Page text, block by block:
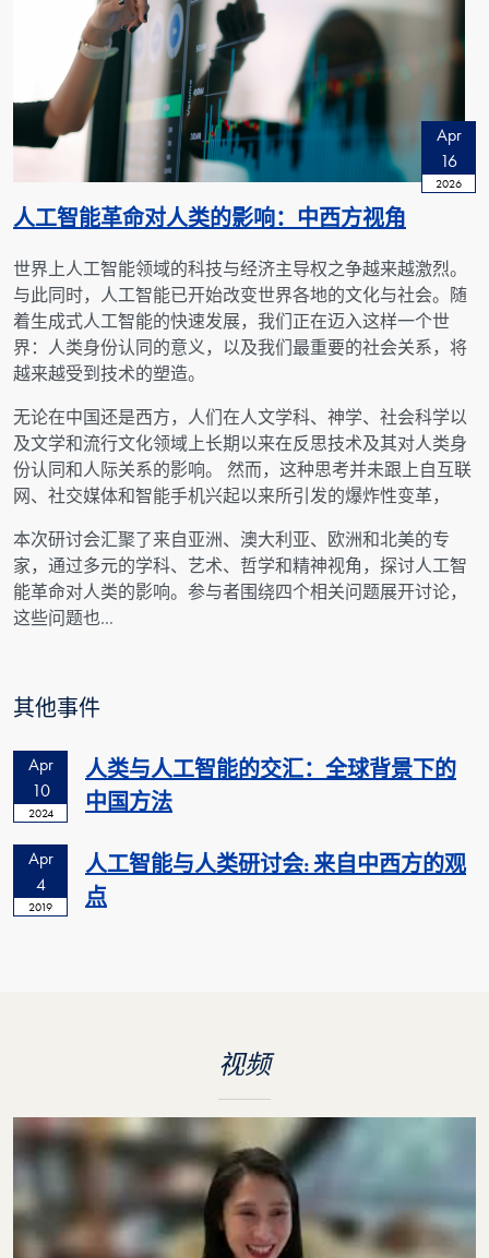
Apr
16
2026
人工智能革命对人类的影响：中西方视角
世界上人工智能领域的科技与经济主导权之争越来越激烈。
与此同时，人工智能已开始改变世界各地的文化与社会。随
着生成式人工智能的快速发展，我们正在迈入这样一个世
界：人类身份认同的意义，以及我们最重要的社会关系，将
越来越受到技术的塑造。
无论在中国还是西方，人们在人文学科、神学、社会科学以
及文学和流行文化领域上长期以来在反思技术及其对人类身
份认同和人际关系的影响。 然而，这种思考并未跟上自互联
网、社交媒体和智能手机兴起以来所引发的爆炸性变革，
本次研讨会汇聚了来自亚洲、澳大利亚、欧洲和北美的专
家，通过多元的学科、艺术、哲学和精神视角，探讨人工智
能革命对人类的影响。参与者围绕四个相关问题展开讨论，
这些问题也…
其他事件
Apr
10
2024
人类与人工智能的交汇：全球背景下的
中国方法
Apr
4
2019
人工智能与人类研讨会: 来自中西方的观
点
视频